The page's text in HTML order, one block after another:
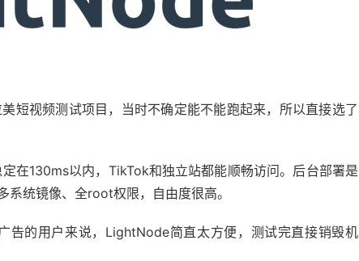
短视频测试项目，当时不确定能不能跑起来，所以直接选了
在130ms以内，TikTok和独立站都能顺畅访问。后台部署是
统镜像、全root权限，自由度很高。
告的用户来说，LightNode简直太方便，测试完直接销毁机